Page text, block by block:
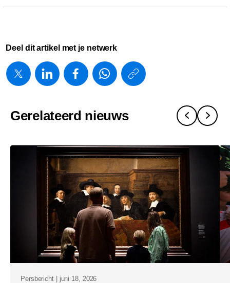
Deel dit artikel met je netwerk
https://
philips-
in-
medtech-
sector.html
Gerelateerd nieuws
Persbericht | juni 18, 2026